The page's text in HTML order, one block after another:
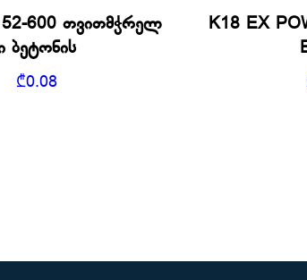
600 თვითმჭრელ
ბეტონის
₾0.08
K18 EX